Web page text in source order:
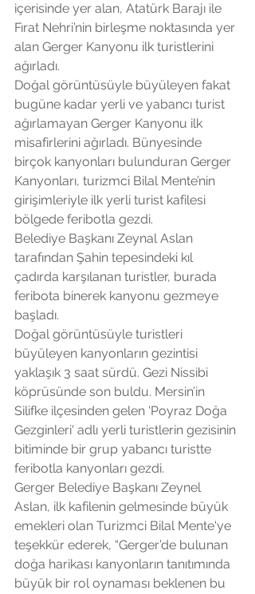
içerisinde yer alan, Atatürk Barajı ile
Fırat Nehri’nin birleşme noktasında yer
alan Gerger Kanyonu ilk turistlerini
ağırladı.
Doğal görüntüsüyle büyüleyen fakat
bugüne kadar yerli ve yabancı turist
ağırlamayan Gerger Kanyonu ilk
misafirlerini ağırladı. Bünyesinde
birçok kanyonları bulunduran Gerger
Kanyonları, turizmci Bilal Mente’nin
girişimleriyle ilk yerli turist kafilesi
bölgede feribotla gezdi.
Belediye Başkanı Zeynal Aslan
tarafından Şahin tepesindeki kıl
çadırda karşılanan turistler, burada
feribota binerek kanyonu gezmeye
başladı.
Doğal görüntüsüyle turistleri
büyüleyen kanyonların gezintisi
yaklaşık 3 saat sürdü. Gezi Nissibi
köprüsünde son buldu. Mersin’in
Silifke ilçesinden gelen 'Poyraz Doğa
Gezginleri' adlı yerli turistlerin gezisinin
bitiminde bir grup yabancı turistte
feribotla kanyonları gezdi.
Gerger Belediye Başkanı Zeynel
Aslan, ilk kafilenin gelmesinde büyük
emekleri olan Turizmci Bilal Mente'ye
teşekkür ederek, “Gerger’de bulunan
doğa harikası kanyonların tanıtımında
büyük bir rol oynaması beklenen bu